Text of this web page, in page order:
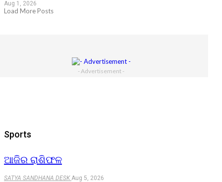
Aug 1, 2026
Load More Posts
- Advertisement -
Sports
ଆଜିର ରାଶିଫଳ
SATYA SANDHANA DESK Aug 5, 2026